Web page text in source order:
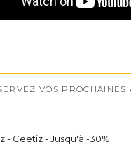
VOS PROCHAINES